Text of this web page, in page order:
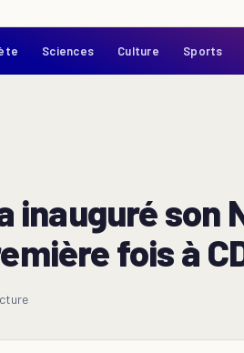
Sciences Culture Sports
inauguré son
fois à